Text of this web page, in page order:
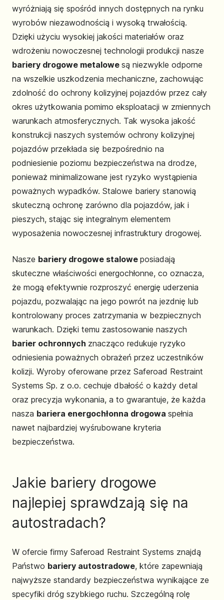
wyróżniają się spośród innych dostępnych na rynku
wyrobów niezawodnością i wysoką trwałością.
Dzięki użyciu wysokiej jakości materiałów oraz
wdrożeniu nowoczesnej technologii produkcji nasze
bariery drogowe metalowe są niezwykle odporne
na wszelkie uszkodzenia mechaniczne, zachowując
zdolność do ochrony kolizyjnej pojazdów przez cały
okres użytkowania pomimo eksploatacji w zmiennych
warunkach atmosferycznych. Tak wysoka jakość
konstrukcji naszych systemów ochrony kolizyjnej
pojazdów przekłada się bezpośrednio na
podniesienie poziomu bezpieczeństwa na drodze,
ponieważ minimalizowane jest ryzyko wystąpienia
poważnych wypadków. Stalowe bariery stanowią
skuteczną ochronę zarówno dla pojazdów, jak i
pieszych, stając się integralnym elementem
wyposażenia nowoczesnej infrastruktury drogowej.
Nasze bariery drogowe stalowe posiadają
skuteczne właściwości energochłonne, co oznacza,
że mogą efektywnie rozproszyć energię uderzenia
pojazdu, pozwalając na jego powrót na jezdnię lub
kontrolowany proces zatrzymania w bezpiecznych
warunkach. Dzięki temu zastosowanie naszych
barier ochronnych znacząco redukuje ryzyko
odniesienia poważnych obrażeń przez uczestników
kolizji. Wyroby oferowane przez Saferoad Restraint
Systems Sp. z o.o. cechuje dbałość o każdy detal
oraz precyzja wykonania, a to gwarantuje, że każda
nasza bariera energochłonna drogowa spełnia
nawet najbardziej wyśrubowane kryteria
bezpieczeństwa.
Jakie bariery drogowe
najlepiej sprawdzają się na
autostradach?
W ofercie firmy Saferoad Restraint Systems znajdą
Państwo bariery autostradowe, które zapewniają
najwyższe standardy bezpieczeństwa wynikające ze
specyfiki dróg szybkiego ruchu. Szczególną rolę